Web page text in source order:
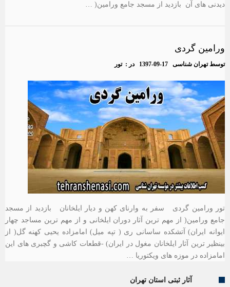
دیدنی های آن بازدید از مسجد جامع ورامین( …
ورامین گردی
توسطتهران شناسی 1397-09-17 در :تور
تور ورامین گردی سفر به وارنای کهن و دیار ایلخانان بازدید از مسجد
جامع ورامین( از مهم ترین آثار دوران ایلخانی و از مهم ترین مساجد چهار
ایوانه ایران) آتشکده ساسانی ری ( تپه میل) امامزاده یحیی کهنه گل( از
بینظیر ترین آثار ایلخانان مغول در ایران) -قطعات کاشی و گچبری های این
امامزاده در موزه های ویکتوریا …
آثار ثبتی استان تهران